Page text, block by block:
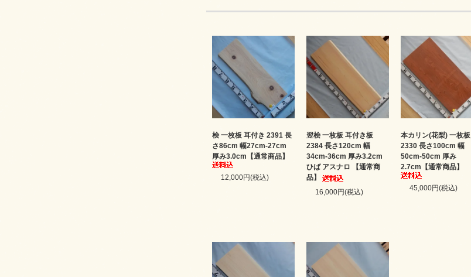
桧 一枚板 耳付き 2391 長
さ86cm 幅27cm-27cm
厚み3.0cm【通常商品】
12,000円(税込)
翌桧 一枚板 耳付き板
2384 長さ120cm 幅
34cm-36cm 厚み3.2cm
ひば アスナロ 【通常商
品】
16,000円(税込)
本カリン(花梨) 一枚板
2330 長さ100cm 幅
50cm-50cm 厚み
2.7cm【通常商品】
45,000円(税込)